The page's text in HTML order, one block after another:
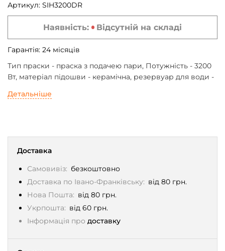
Доставка
Самовивіз: безкоштовно
Доставка по Івано-Франківську: від 80 грн.
Нова Пошта: від 80 грн.
Укрпошта: від 60 грн.
Інформація про доставку
Артикул: SIH3200DR
Наявність: Відсутній на складі
Гарантія: 24 місяців
Тип праски - праска з подачею пари, Потужність - 3200
Вт, матеріал підошви - керамічна, резервуар для води -
накипу, протикрапельна система, захист від перегріву,
Детальніше